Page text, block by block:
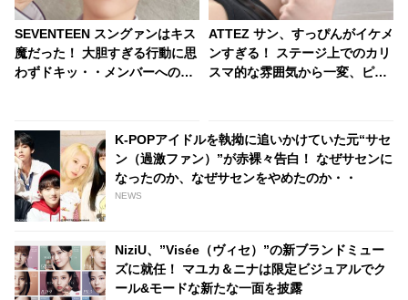
SEVENTEEN スングァンはキス
魔だった！ 大胆すぎる行動に思
わずドキッ・・メンバーへの愛
ATTEZ サン、すっぴんがイケメ
ンすぎる！ ステージ上でのカリ
スマ的な雰囲気から一変、ピュ
K-POPアイドルを執拗に追いかけていた元“サセ
ン（過激ファン）”が赤裸々告白！ なぜサセンに
なったのか、なぜサセンをやめたのか・・
NEWS
NiziU、”Visée（ヴィセ）”の新ブランドミュー
ズに就任！ マユカ＆ニナは限定ビジュアルでク
ール&モードな新たな一面を披露